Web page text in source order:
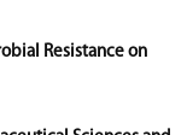
Resistance on